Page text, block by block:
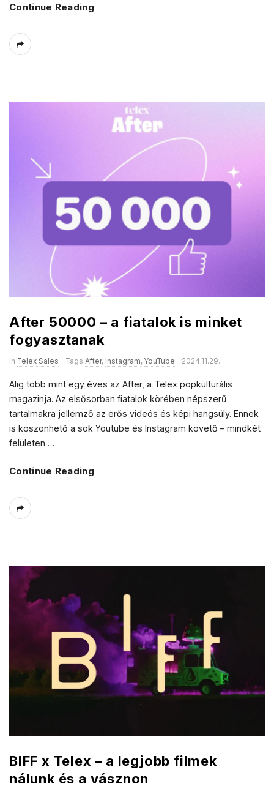
Continue Reading
After 50000 – a fiatalok is minket
fogyasztanak
In Telex Sales Tags After, Instagram, YouTube 2024.11.29.
Alig több mint egy éves az After, a Telex popkulturális
magazinja. Az elsősorban fiatalok körében népszerű
tartalmakra jellemző az erős videós és képi hangsúly. Ennek
is köszönhető a sok Youtube és Instagram követő – mindkét
felületen …
Continue Reading
BIFF x Telex – a legjobb filmek
nálunk és a vásznon